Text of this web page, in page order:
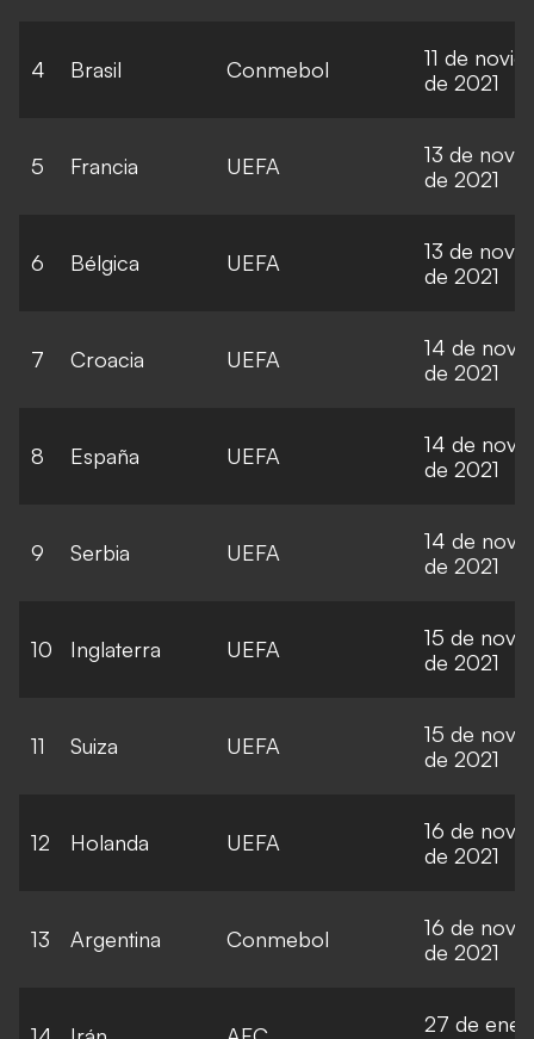
4 Brasil Conmebol
11 de
de 2021
5 Francia UEFA
13 de
de 2021
6 Bélgica UEFA
13 de
de 2021
7 Croacia UEFA
14 de
de 2021
8 España UEFA
14 de
de 2021
9 Serbia UEFA
14 de
de 2021
10 Inglaterra UEFA
15 de
de 2021
11 Suiza UEFA
15 de
de 2021
12 Holanda UEFA
16 de
de 2021
13 Argentina Conmebol
16 de
de 2021
27 de